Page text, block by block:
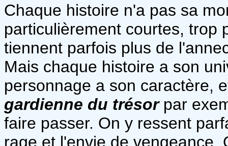
Chaque histoire n'a pas sa
particulièrement courtes, trop
tiennent parfois plus de
Mais chaque histoire a son
personnage a son caractère,
gardienne du trésorpar
faire passer. On y ressent
rage et l'envie de vengeance.